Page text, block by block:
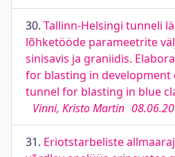
30. Tallinn-Helsingi tunneli
lõhketööde parameetrite
sinisavis ja graniidis.
for blasting in development
tunnel for blasting in blue
Vinni, Kristo Martin
31. Eriotstarbeliste